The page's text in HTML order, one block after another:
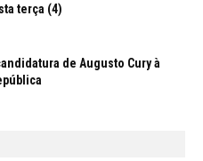
terça (4)
de Augusto Cury à